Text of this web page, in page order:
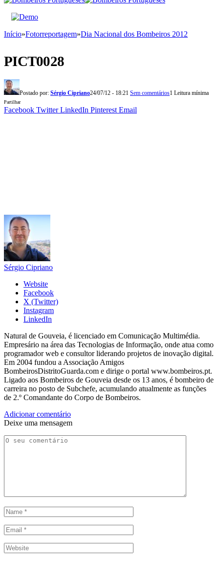
Início»Fotorreportagem»Dia Nacional dos Bombeiros 2012
PICT0028
Postado por: Sérgio Cipriano24/07/12 - 18:21 Sem comentários1 Leitura mínima
Partilhar
Facebook Twitter LinkedIn Pinterest Email
Sérgio Cipriano
Website
Facebook
X (Twitter)
Instagram
LinkedIn
Natural de Gouveia, é licenciado em Comunicação Multimédia.
Empresário na área das Tecnologias de Informação, onde atua como
programador web e consultor liderando projetos de inovação digital.
Em 2004 fundou a Associação Amigos
BombeirosDistritoGuarda.com e dirige o portal www.bombeiros.pt.
Ligado aos Bombeiros de Gouveia desde os 13 anos, é bombeiro de
carreira no posto de Subchefe, acumulando atualmente as funções
de 2.º Comandante do Corpo de Bombeiros.
Adicionar comentário
Deixe uma mensagem